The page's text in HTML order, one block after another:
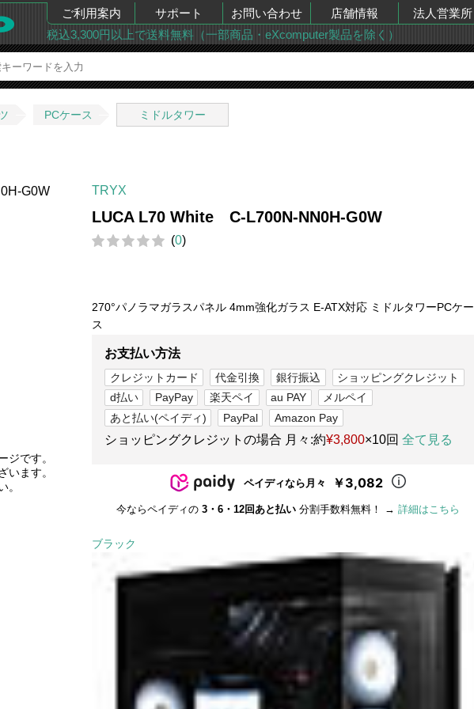
ご利用案内 サポート お問い合わせ 店舗情報 法人営業所
税込3,300円以上で送料無料（一部商品・eXcomputer製品を除く）
PCケース ミドルタワー
ジです。
います。
。
TRYX
LUCA L70 White C-L700N-NN0H-G0W
(0)
270°パノラマガラスパネル 4mm強化ガラス E-ATX対応 ミドルタワーPCケー
ス
お支払い方法
クレジットカード 代金引換 銀行振込
ショッピングクレジット
d払い
PayPay 楽天ペイ au PAY
メルペイ
あと払い(ペイディ)
PayPal Amazon Pay
ショッピングクレジットの場合 月々:約¥3,800×10回 全て見る
ペイディなら月々 ￥3,082
今ならペイディの 3・6・12回あと払い 分割手数料無料！ → 詳細はこちら
ブラック